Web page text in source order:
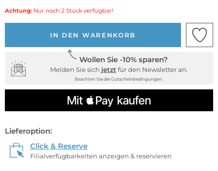
Achtung: Nur noch 2 Stück verfügbar!
IN DEN WARENKORB
Wollen Sie -10% sparen?
Melden Sie sich jetzt für den Newsletter an.
Beachten Sie die Gutscheinbedingungen.
Lieferoption:
Click & Reserve
Filialverfügbarkeiten anzeigen & reservieren